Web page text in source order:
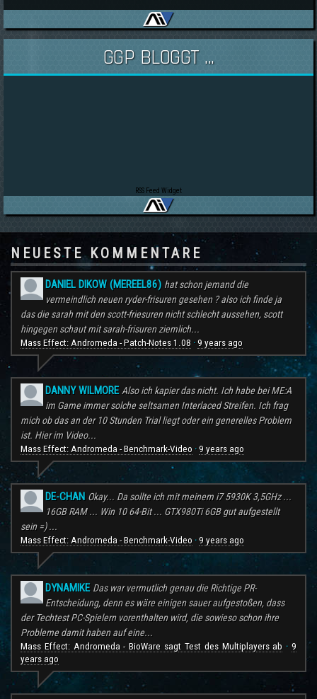
GGP BLOGGT ...
RSS Feed Widget
NEUESTE KOMMENTARE
DANIEL DIKOW (MEREEL86) hat schon jemand die
vermeindlich neuen ryder-frisuren gesehen ? also ich finde ja
das die sarah mit den scott-friesuren nicht schlecht aussehen, scott
hingegen schaut mit sarah-frisuren ziemlich...
Mass Effect: Andromeda - Patch-Notes 1.08 · 9 years ago
DANNY WILMORE Also ich kapier das nicht. Ich habe bei ME:A
im Game immer solche seltsamen Interlaced Streifen. Ich frag
mich ob das an der 10 Stunden Trial liegt oder ein generelles Problem
ist. Hier im Video...
Mass Effect: Andromeda - Benchmark-Video · 9 years ago
DE-CHAN Okay... Da sollte ich mit meinem i7 5930K 3,5GHz ...
16GB RAM ... Win 10 64-Bit ... GTX980Ti 6GB gut aufgestellt
sein =) ...
Mass Effect: Andromeda - Benchmark-Video · 9 years ago
DYNAMIKE Das war vermutlich genau die Richtige PR-
Entscheidung, denn es wäre einigen sauer aufgestoßen, dass
der Techtest PC-Spielern vorenthalten wird, die sowieso schon ihre
Probleme damit haben auf eine...
Mass Effect: Andromeda - BioWare sagt Test des Multiplayers ab ·9
years ago